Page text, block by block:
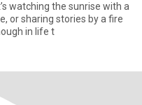
watching the sunrise with a
or sharing stories by a fire
in life t